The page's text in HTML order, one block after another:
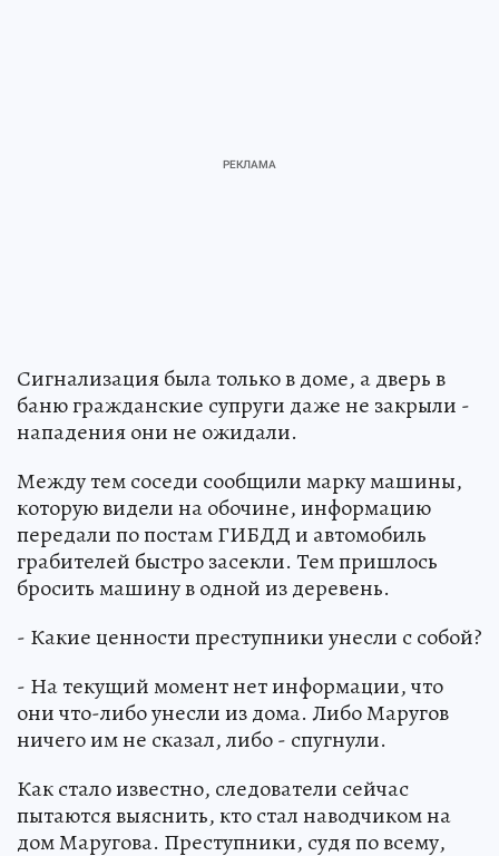
Сигнализация была только в доме, а дверь в
баню гражданские супруги даже не закрыли -
нападения они не ожидали.
Между тем соседи сообщили марку машины,
которую видели на обочине, информацию
передали по постам ГИБДД и автомобиль
грабителей быстро засекли. Тем пришлось
бросить машину в одной из деревень.
- Какие ценности преступники унесли с собой?
- На текущий момент нет информации, что
они что-либо унесли из дома. Либо Маругов
ничего им не сказал, либо - спугнули.
Как стало известно, следователи сейчас
пытаются выяснить, кто стал наводчиком на
дом Маругова. Преступники, судя по всему,